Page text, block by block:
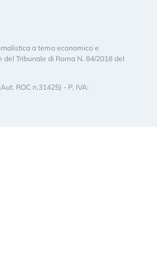
a tema economico e
Tribunale di Roma N. 84/2018 del
ROC n.31425) - P. IVA: